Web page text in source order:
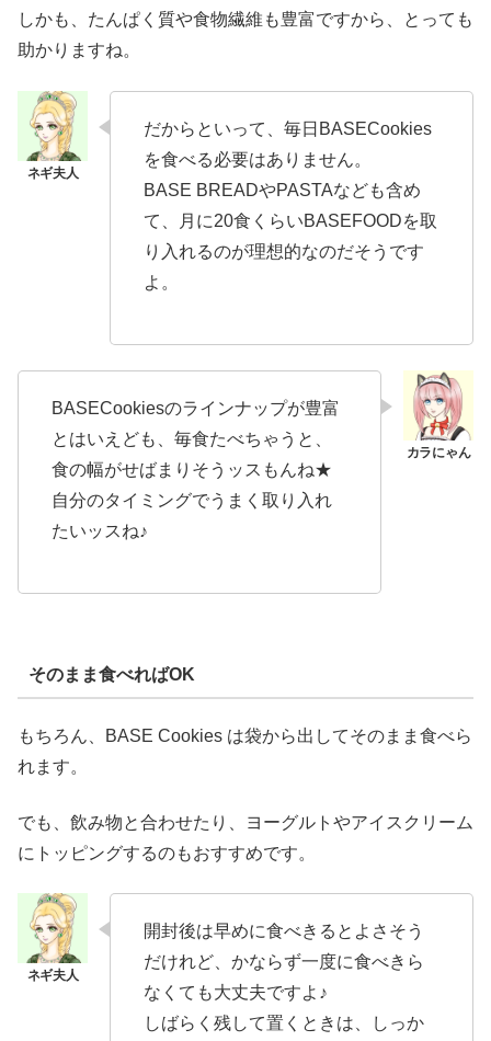
しかも、たんぱく質や食物繊維も豊富ですから、とっても
助かりますね。
だからといって、毎日BASECookies
を食べる必要はありません。
BASE BREADやPASTAなども含め
て、月に20食くらいBASEFOODを取
り入れるのが理想的なのだそうです
よ。
BASECookiesのラインナップが豊富
とはいえども、毎食たべちゃうと、
食の幅がせばまりそうッスもんね★
自分のタイミングでうまく取り入れ
たいッスね♪
そのまま食べればOK
もちろん、BASE Cookies は袋から出してそのまま食べら
れます。
でも、飲み物と合わせたり、ヨーグルトやアイスクリーム
にトッピングするのもおすすめです。
開封後は早めに食べきるとよさそう
だけれど、かならず一度に食べきら
なくても大丈夫ですよ♪
しばらく残して置くときは、しっか